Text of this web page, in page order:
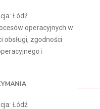
Łódź
operacyjnych w
obsługi, zgodności
i
Łódź